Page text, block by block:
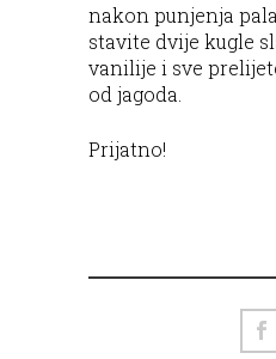
nakon punjenja
stavite dvije kugle
vanilije i sve
od jagoda.
Prijatno!